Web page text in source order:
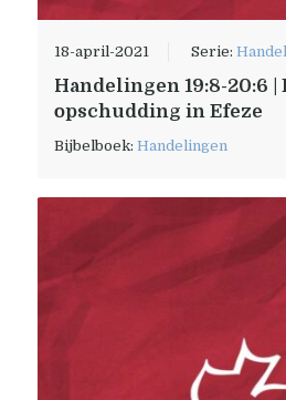
18-april-2021 Serie:
Handelingen 19:8-20:6 |
opschudding in Efeze
Bijbelboek:Handelingen